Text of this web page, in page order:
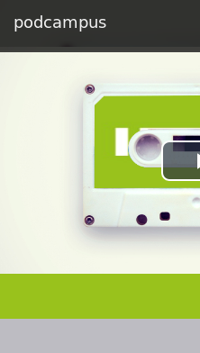
podcampus